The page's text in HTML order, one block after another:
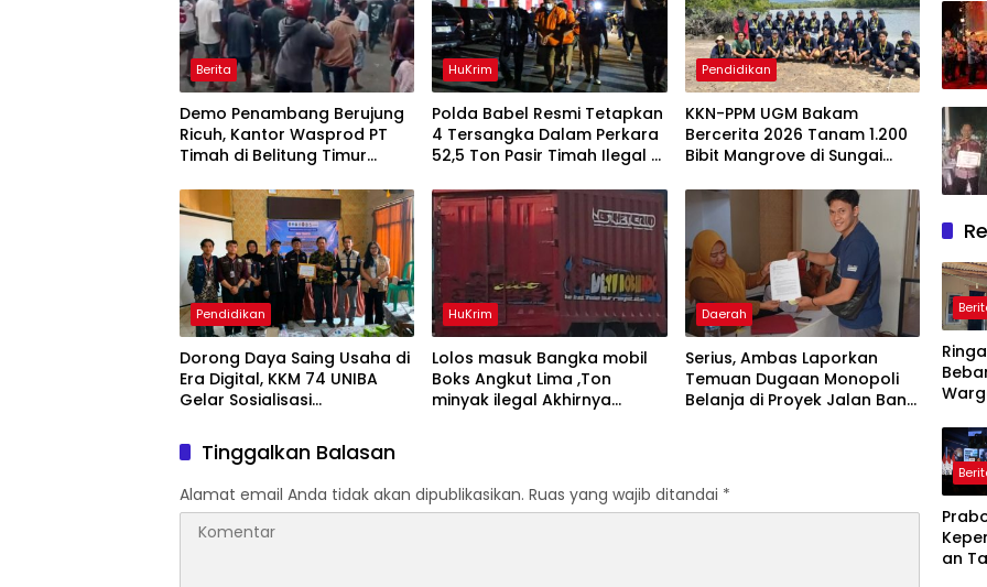
Berita
Demo Penambang Berujung
Ricuh, Kantor Wasprod PT
Timah di Belitung Timur
HuKrim
Polda Babel Resmi Tetapkan
4 Tersangka Dalam Perkara
52,5 Ton Pasir Timah Ilegal Di
Pendidikan
KKN-PPM UGM Bakam
Bercerita 2026 Tanam 1.200
Bibit Mangrove di Sungai
Pendidikan
Dorong Daya Saing Usaha di
Era Digital, KKM 74 UNIBA
Gelar Sosialisasi
Berbasis Technopreneurship
HuKrim
Lolos masuk Bangka mobil
Boks Angkut Lima ,Ton
minyak ilegal Akhirnya
Daerah
Serius, Ambas Laporkan
‎Temuan Dugaan Monopoli
Belanja di Proyek Jalan Bang
Tinggalkan Balasan
Alamat email Anda tidak akan dipublikasikan. Ruas yang wajib ditandai *
Daya
ke
an